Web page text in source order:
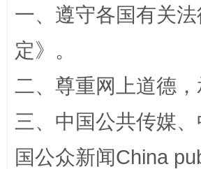
一、遵守各国有关
定》。
二、尊重网上道德
三、中国公共传媒
国公众新闻China